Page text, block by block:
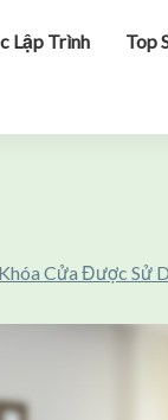
Lập Trình Top
Cửa Được Sử